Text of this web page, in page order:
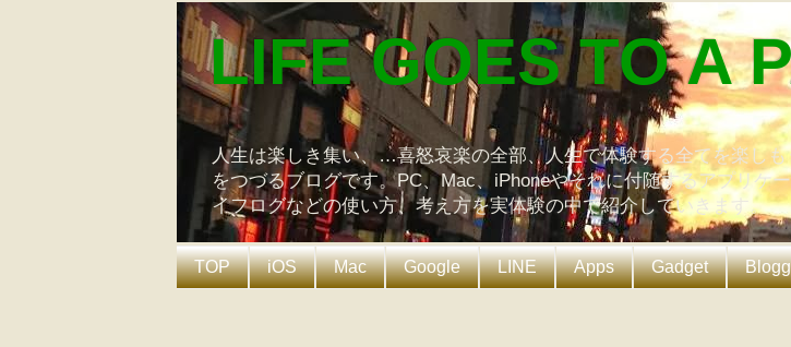
LIFE GOES TO A
人生は楽しき集い、…喜怒哀楽の全部、人生で体験する全てを楽し
をつづるブログです。PC、Mac、iPhoneやそれに付随するアプリケ
イフログなどの使い方、考え方を実体験の中で紹介していきます。
TOP iOS Mac Google LINE Apps Gadget